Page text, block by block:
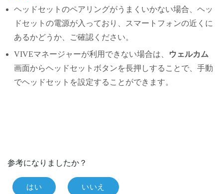
ヘッドセットのペアリングがうまくいかない場合、ヘッ
ドセットの電源が入っており、スマートフォンの近くに
あるかどうか、ご確認ください。
VIVEマネージャーが利用できない場合は、
ウェルカム
画面からヘッドセット ボタンを長押しすることで、手動
でヘッドセットを設定することができます。
参考になりましたか？
はい いいえ